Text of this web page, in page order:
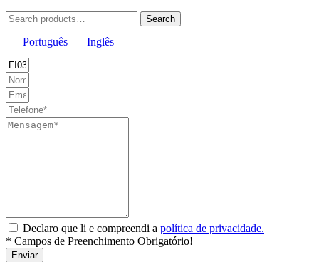
Search
for:
Search
Português Inglês
Declaro que li e compreendi a política de privacidade.
* Campos de Preenchimento Obrigatório!
Enviar